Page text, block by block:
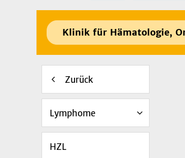
Klinik für Hämatologie,
Zurück
Lymphome
HZL